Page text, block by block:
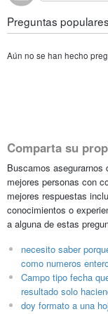
Preguntas populares
Aún no se han hecho
Comparta su
Buscamos asegurarnos
mejores personas con
mejores respuestas
conocimientos o
a alguna de estas
necesito saber
como numeros
Campo tipo fecha
resultado solo
doy formato a una